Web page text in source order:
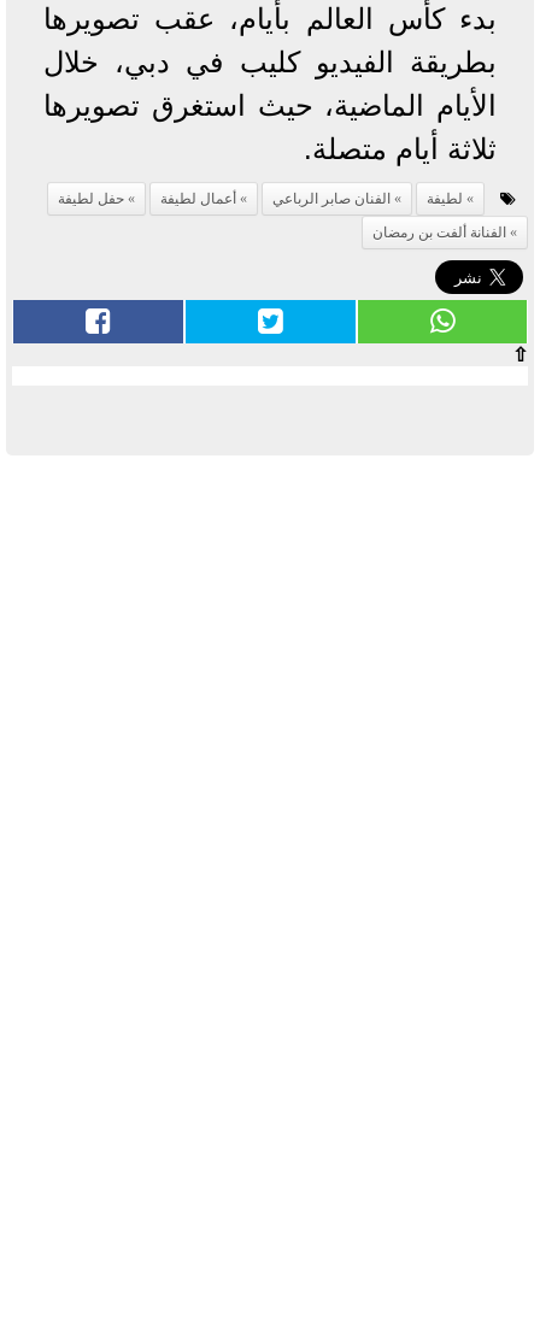
بدء كأس العالم بأيام، عقب تصويرها
بطريقة الفيديو كليب في دبي، خلال
الأيام الماضية، حيث استغرق تصويرها
ثلاثة أيام متصلة.
لطيفة الفنان صابر الرباعي أعمال لطيفة
حفل لطيفة
الفنانة ألفت بن رمضان
⇧